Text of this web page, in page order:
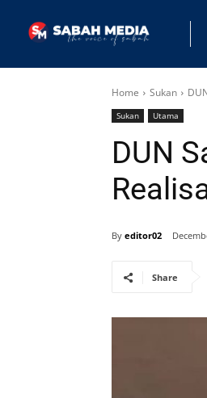
Home Sukan
Sukan Utama
DUN
By editor02
Share